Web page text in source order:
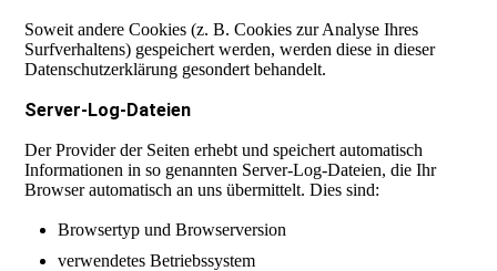
Soweit andere Cookies (z. B. Cookies zur Analyse Ihres
Surfverhaltens) gespeichert werden, werden diese in dieser
Datenschutzerklärung gesondert behandelt.
Server-Log-Dateien
Der Provider der Seiten erhebt und speichert automatisch
Informationen in so genannten Server-Log-Dateien, die Ihr
Browser automatisch an uns übermittelt. Dies sind:
Browsertyp und Browserversion
verwendetes Betriebssystem